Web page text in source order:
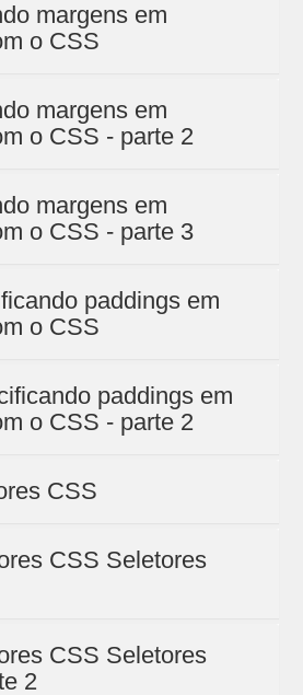
margens em
o CSS
margens em
o CSS - parte 2
margens em
o CSS - parte 3
paddings em
o CSS
paddings em
o CSS - parte 2
CSS
CSS Seletores
CSS Seletores
2